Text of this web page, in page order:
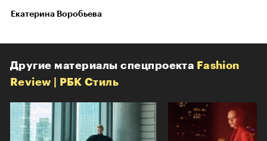
Екатерина Воробьева
Другие материалы спецпроекта Fashion
Review | РБК Стиль